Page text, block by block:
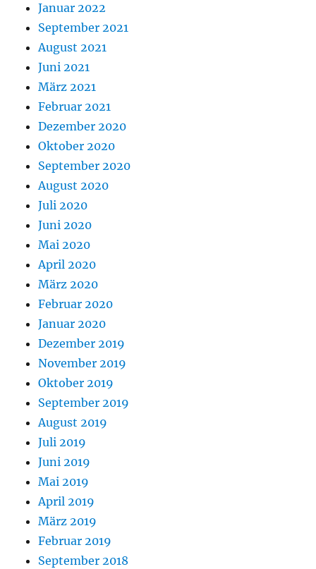
Januar 2022
September 2021
August 2021
Juni 2021
März 2021
Februar 2021
Dezember 2020
Oktober 2020
September 2020
August 2020
Juli 2020
Juni 2020
Mai 2020
April 2020
März 2020
Februar 2020
Januar 2020
Dezember 2019
November 2019
Oktober 2019
September 2019
August 2019
Juli 2019
Juni 2019
Mai 2019
April 2019
März 2019
Februar 2019
September 2018